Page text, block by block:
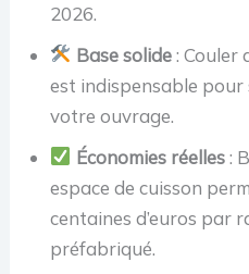
2026.
Base solide: Couler
est indispensable
votre ouvrage.
Économies réelles:
espace de cuisson
centaines d’euros par
préfabriqué.